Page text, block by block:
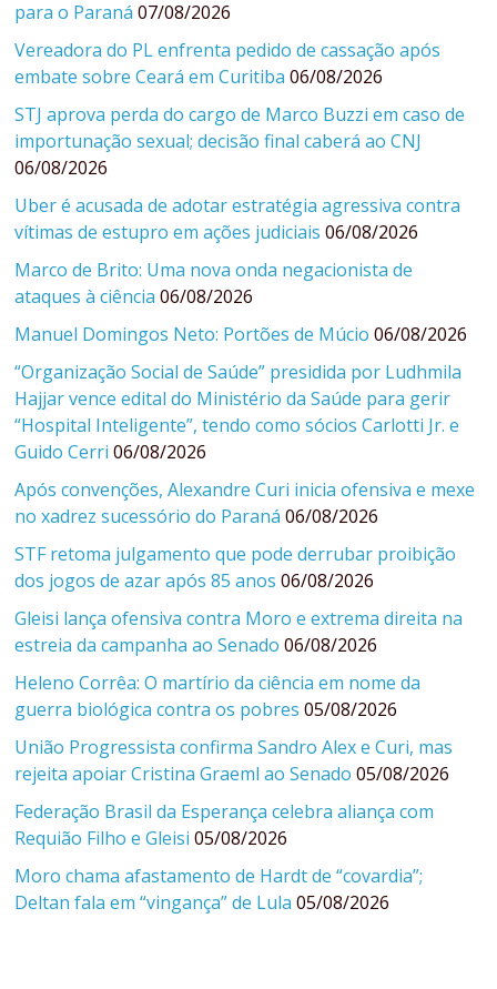
para o Paraná 07/08/2026
Vereadora do PL enfrenta pedido de cassação após
embate sobre Ceará em Curitiba 06/08/2026
STJ aprova perda do cargo de Marco Buzzi em caso de
importunação sexual; decisão final caberá ao CNJ
06/08/2026
Uber é acusada de adotar estratégia agressiva contra
vítimas de estupro em ações judiciais 06/08/2026
Marco de Brito: Uma nova onda negacionista de
ataques à ciência 06/08/2026
Manuel Domingos Neto: Portões de Múcio 06/08/2026
“Organização Social de Saúde” presidida por Ludhmila
Hajjar vence edital do Ministério da Saúde para gerir
“Hospital Inteligente”, tendo como sócios Carlotti Jr. e
Guido Cerri 06/08/2026
Após convenções, Alexandre Curi inicia ofensiva e mexe
no xadrez sucessório do Paraná 06/08/2026
STF retoma julgamento que pode derrubar proibição
dos jogos de azar após 85 anos 06/08/2026
Gleisi lança ofensiva contra Moro e extrema direita na
estreia da campanha ao Senado 06/08/2026
Heleno Corrêa: O martírio da ciência em nome da
guerra biológica contra os pobres 05/08/2026
União Progressista confirma Sandro Alex e Curi, mas
rejeita apoiar Cristina Graeml ao Senado 05/08/2026
Federação Brasil da Esperança celebra aliança com
Requião Filho e Gleisi 05/08/2026
Moro chama afastamento de Hardt de “covardia”;
Deltan fala em “vingança” de Lula 05/08/2026